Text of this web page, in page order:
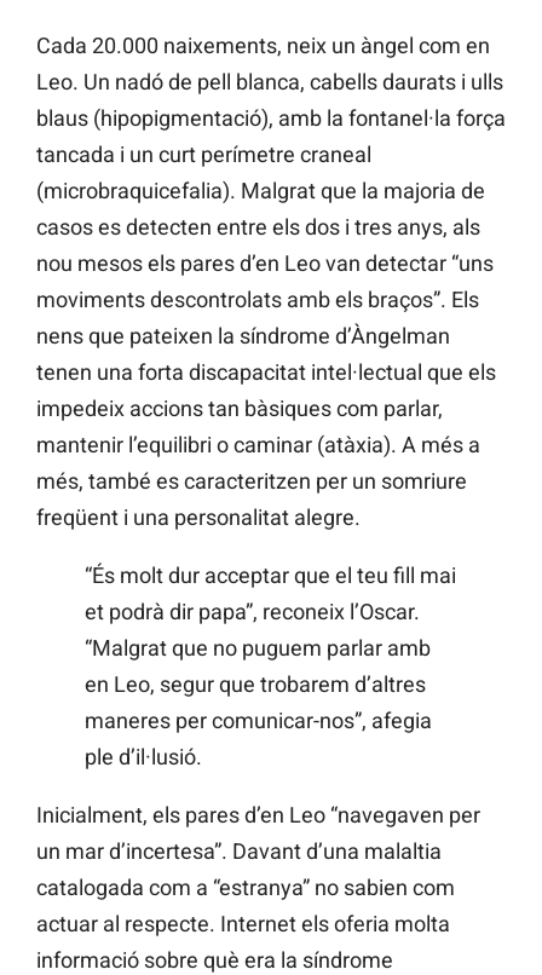
Cada 20.000 naixements, neix un àngel com en
Leo. Un nadó de pell blanca, cabells daurats i ulls
blaus (hipopigmentació), amb la fontanel·la força
tancada i un curt perímetre craneal
(microbraquicefalia). Malgrat que la majoria de
casos es detecten entre els dos i tres anys, als
nou mesos els pares d’en Leo van detectar “uns
moviments descontrolats amb els braços”. Els
nens que pateixen la síndrome d’Àngelman
tenen una forta discapacitat intel·lectual que els
impedeix accions tan bàsiques com parlar,
mantenir l’equilibri o caminar (atàxia). A més a
més, també es caracteritzen per un somriure
freqüent i una personalitat alegre.
“És molt dur acceptar que el teu fill mai
et podrà dir papa”, reconeix l’Oscar.
“Malgrat que no puguem parlar amb
en Leo, segur que trobarem d’altres
maneres per comunicar-nos”, afegia
ple d’il·lusió.
Inicialment, els pares d’en Leo “navegaven per
un mar d’incertesa”. Davant d’una malaltia
catalogada com a “estranya” no sabien com
actuar al respecte. Internet els oferia molta
informació sobre què era la síndrome